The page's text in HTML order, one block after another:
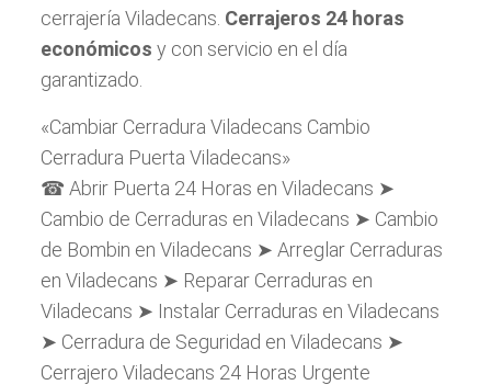
cerrajería Viladecans. Cerrajeros 24 horas
económicos y con servicio en el día
garantizado.
«Cambiar Cerradura Viladecans Cambio
Cerradura Puerta Viladecans»
☎ Abrir Puerta 24 Horas en Viladecans ➤
Cambio de Cerraduras en Viladecans ➤ Cambio
de Bombin en Viladecans ➤ Arreglar Cerraduras
en Viladecans ➤ Reparar Cerraduras en
Viladecans ➤ Instalar Cerraduras en Viladecans
➤ Cerradura de Seguridad en Viladecans ➤
Cerrajero Viladecans 24 Horas Urgente